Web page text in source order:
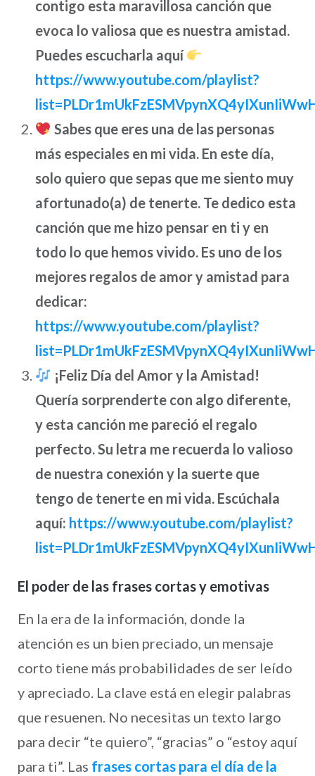
contigo esta maravillosa canción que
evoca lo valiosa que es nuestra amistad.
Puedes escucharla aquí
https://www.youtube.com/playlist?
Sabes que eres una de las personas
más especiales en mi vida. En este día,
solo quiero que sepas que me siento muy
afortunado(a) de tenerte. Te dedico esta
canción que me hizo pensar en ti y en
todo lo que hemos vivido. Es uno de los
mejores regalos de amor y amistad para
dedicar:
https://www.youtube.com/playlist?
¡Feliz Día del Amor y la Amistad!
Quería sorprenderte con algo diferente,
y esta canción me pareció el regalo
perfecto. Su letra me recuerda lo valioso
de nuestra conexión y la suerte que
tengo de tenerte en mi vida. Escúchala
aquí: https://www.youtube.com/playlist?
El poder de las frases cortas y emotivas
En la era de la información, donde la
atención es un bien preciado, un mensaje
corto tiene más probabilidades de ser leído
y apreciado. La clave está en elegir palabras
que resuenen. No necesitas un texto largo
para decir “te quiero”, “gracias” o “estoy aquí
para ti”. Las frases cortas para el día de la